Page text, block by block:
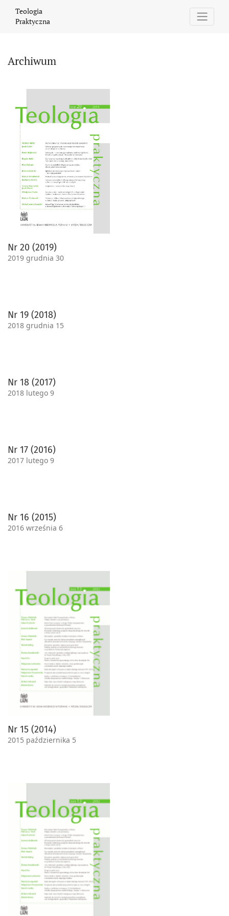
Teologia
Praktyczna
Archiwum
Nr 20 (2019)
2019 grudnia 30
Nr 19 (2018)
2018 grudnia 15
Nr 18 (2017)
2018 lutego 9
Nr 17 (2016)
2017 lutego 9
Nr 16 (2015)
2016 września 6
Nr 15 (2014)
2015 października 5